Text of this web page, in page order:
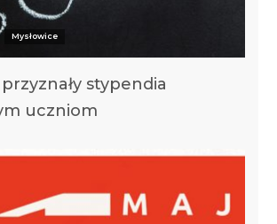
Mysłowice
stypendia
uczniom